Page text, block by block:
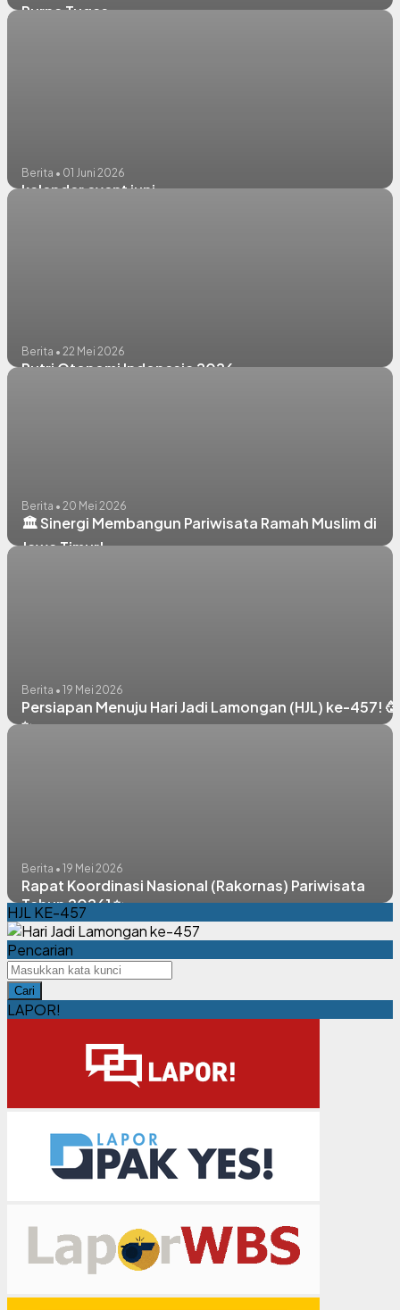
Purna Tugas
Berita • 01 Juni 2026
kalender event juni
Berita • 22 Mei 2026
Putri Otonomi Indonesia 2026
Berita • 20 Mei 2026
🏛️ Sinergi Membangun Pariwisata Ramah Muslim di
Jawa Timur!
Berita • 19 Mei 2026
Persiapan Menuju Hari Jadi Lamongan (HJL) ke-457! 🥳
✨
Berita • 19 Mei 2026
Rapat Koordinasi Nasional (Rakornas) Pariwisata
Tahun 2026] ✨
HJL KE-457
Pencarian
Cari
LAPOR!